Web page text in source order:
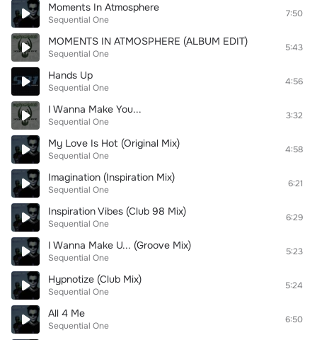
Moments In Atmosphere
Sequential One
7:50
MOMENTS IN ATMOSPHERE (ALBUM EDIT)
Sequential One
5:43
Hands Up
Sequential One
4:56
I Wanna Make You...
Sequential One
3:32
My Love Is Hot (Original Mix)
Sequential One
4:58
Imagination (Inspiration Mix)
Sequential One
6:21
Inspiration Vibes (Club 98 Mix)
Sequential One
6:29
I Wanna Make U... (Groove Mix)
Sequential One
5:23
Hypnotize (Club Mix)
Sequential One
5:24
All 4 Me
Sequential One
6:50